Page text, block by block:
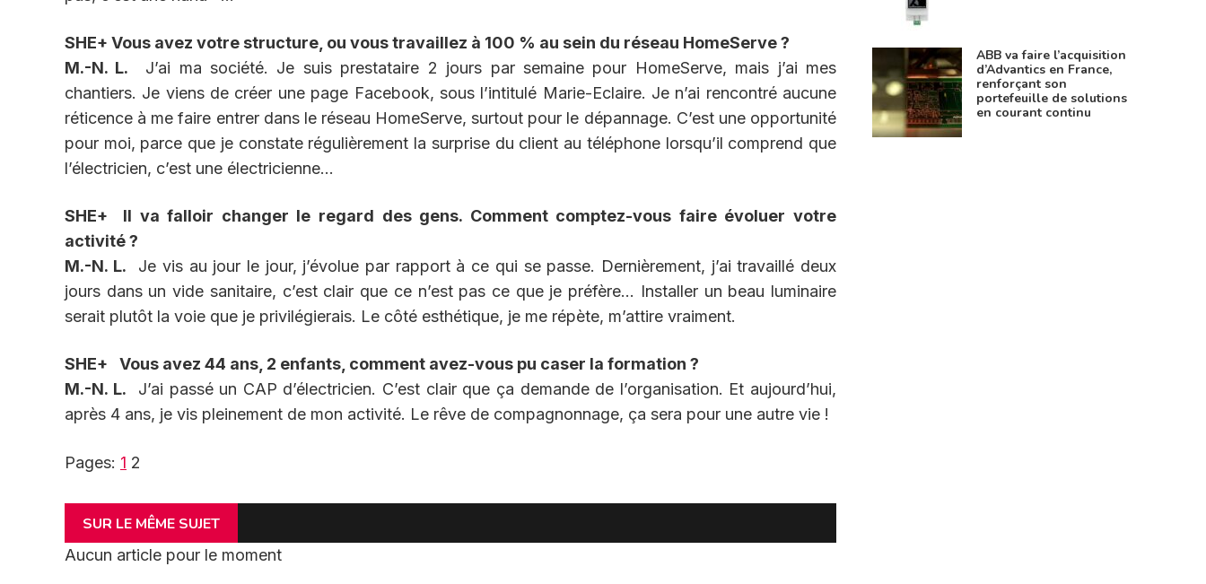
SHE+ Vous avez votre structure, ou vous travaillez à 100 % au sein du réseau HomeServe ?
M.-N. L. J’ai ma société. Je suis prestataire 2 jours par semaine pour HomeServe, mais j’ai mes
chantiers. Je viens de créer une page Facebook, sous l’intitulé Marie-Eclaire. Je n’ai rencontré aucune
réticence à me faire entrer dans le réseau HomeServe, surtout pour le dépannage. C’est une opportunité
pour moi, parce que je constate régulièrement la surprise du client au téléphone lorsqu’il comprend que
l’électricien, c’est une électricienne…
SHE+ Il va falloir changer le regard des gens. Comment comptez-vous faire évoluer votre
activité ?
M.-N. L. Je vis au jour le jour, j’évolue par rapport à ce qui se passe. Dernièrement, j’ai travaillé deux
jours dans un vide sanitaire, c’est clair que ce n’est pas ce que je préfère… Installer un beau luminaire
serait plutôt la voie que je privilégierais. Le côté esthétique, je me répète, m’attire vraiment.
SHE+
Vous avez 44 ans, 2 enfants, comment avez-vous pu caser la formation ?
M.-N. L. J’ai passé un CAP d’électricien. C’est clair que ça demande de l’organisation. Et aujourd’hui,
après 4 ans, je vis pleinement de mon activité. Le rêve de compagnonnage, ça sera pour une autre vie !
Pages: 1 2
SUR LE MÊME SUJET
Aucun article pour le moment
ABB va faire l’acquisition
d’Advantics en France,
renforçant son
portefeuille de solutions
en courant continu